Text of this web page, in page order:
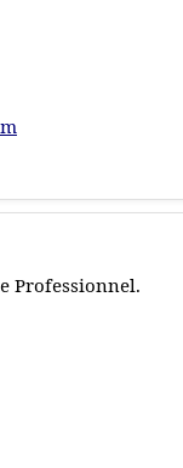
Professionnel.